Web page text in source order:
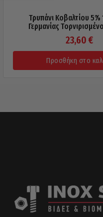
Τρυπάνι Κοβαλτίου 5%
Γερμανίας
23,60 €
Προσθήκη στο